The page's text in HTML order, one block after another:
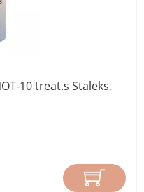
10 treat.s Staleks,